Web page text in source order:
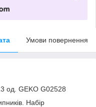
Умови повернення
од. GEKO G02528
Набір